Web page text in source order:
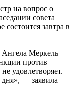
на вопрос о
совета
завтра в
Ангела Меркель
против
удовлетворяет.
— заявила